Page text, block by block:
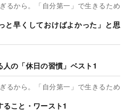
るから。「自分第一」で生きるため
と早くしておけばよかった」と思
の「休日の習慣」ベスト1
るから。「自分第一」で生きるため
こと・ワースト1